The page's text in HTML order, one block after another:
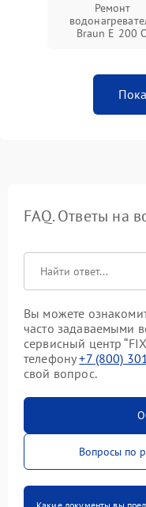
Ремонт
Braun E 200
FAQ. Ответы на
Вы можете
часто задаваемыми
сервисный центр
телефону+7 (800)
свой вопрос.
Вопросы по